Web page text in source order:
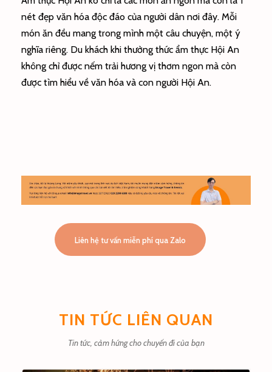
nét đẹp văn hóa độc đáo của người dân nơi đây. Mỗi
món ăn đều mang trong mình một câu chuyện, một ý
nghĩa riêng. Du khách khi thưởng thức ẩm thực Hội An
không chỉ được nếm trải hương vị thơm ngon mà còn
được tìm hiểu về văn hóa và con người Hội An.
Liên hệ tư vấn miễn phí qua Zalo
TIN TỨC LIÊN QUAN
Tin tức, cảm hứng cho chuyến đi của bạn